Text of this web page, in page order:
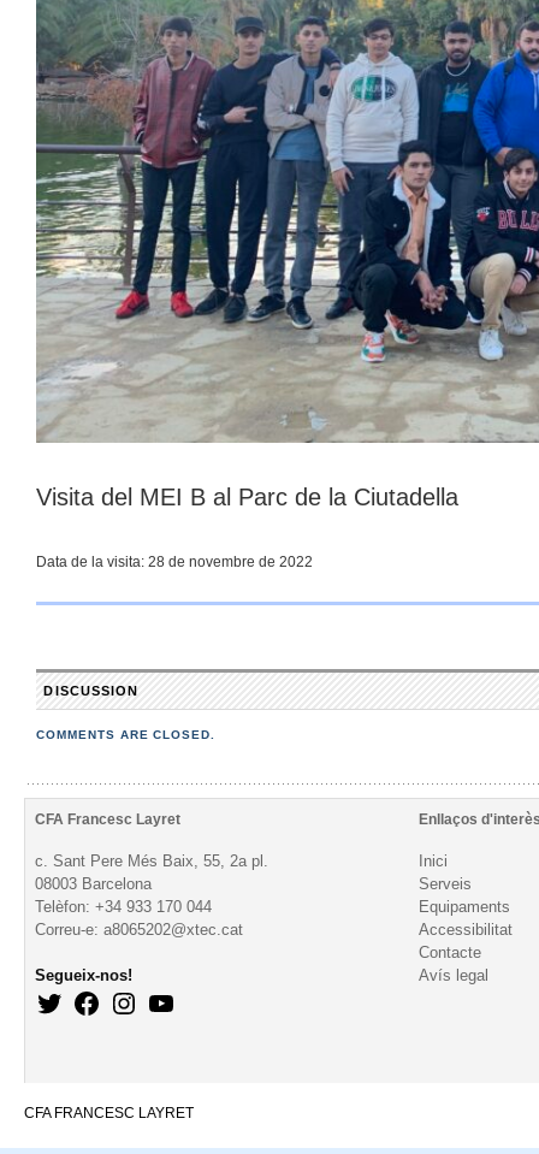
Visita del MEI B al Parc de la Ciutadella
Data de la visita: 28 de novembre de 2022
DISCUSSION
COMMENTS ARE CLOSED.
CFA Francesc Layret Enllaços
c. Sant Pere Més Baix, 55, 2a pl.
08003 Barcelona
Telèfon: +34 933 170 044
Correu-e: a8065202@xtec.cat
Segueix-nos!
Inici
Serveis
Equipaments
Accessibilitat
Contacte
Avís legal
CFA FRANCESC LAYRET